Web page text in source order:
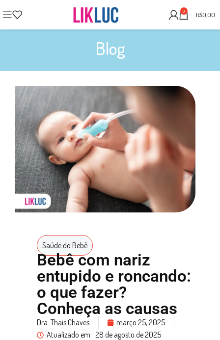
0 R$0,00
Blog
Saúde do Bebê
Bebê com nariz
entupido e roncando:
o que fazer?
Conheça as causas
Dra. Thais Chaves
março 25, 2025
Atualizado em: 28 de agosto de 2025